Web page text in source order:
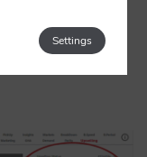
Settings